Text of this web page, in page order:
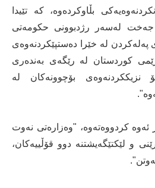
بڵاوکردەوە، کە تێیدا
جەخت لەسەر رژدبوونی حکومەتی
پەلەکردن لە خێرا دەستپێکردنەوەی
کوردستان لە رێگەی بەندەری
بۆچوونەکان لە
کردووەتەوە، "وەزارەتی نەوت
و لێکتێگەیشتنە دوو قۆڵییەکان،